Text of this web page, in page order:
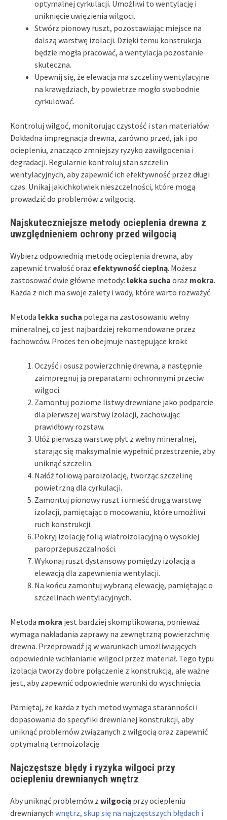
optymalnej cyrkulacji. Umożliwi to wentylację i
uniknięcie uwięzienia wilgoci.
Stwórz pionowy ruszt, pozostawiając miejsce na
dalszą warstwę izolacji. Dzięki temu konstrukcja
będzie mogła pracować, a wentylacja pozostanie
skuteczna.
Upewnij się, że elewacja ma szczeliny wentylacyjne
na krawędziach, by powietrze mogło swobodnie
cyrkulować.
Kontroluj wilgoć, monitorując czystość i stan materiałów.
Dokładna impregnacja drewna, zarówno przed, jak i po
ociepleniu, znacząco zmniejszy ryzyko zawilgocenia i
degradacji. Regularnie kontroluj stan szczelin
wentylacyjnych, aby zapewnić ich efektywność przez długi
czas. Unikaj jakichkolwiek nieszczelności, które mogą
prowadzić do problemów z wilgocią.
Najskuteczniejsze metody ocieplenia drewna z
uwzględnieniem ochrony przed wilgocią
Wybierz odpowiednią metodę ocieplenia drewna, aby
zapewnić trwałość oraz efektywność cieplną. Możesz
zastosować dwie główne metody: lekka sucha oraz mokra.
Każda z nich ma swoje zalety i wady, które warto rozważyć.
Metoda lekka sucha polega na zastosowaniu wełny
mineralnej, co jest najbardziej rekomendowane przez
fachowców. Proces ten obejmuje następujące kroki:
Oczyść i osusz powierzchnię drewna, a następnie
zaimpregnuj ją preparatami ochronnymi przeciw
wilgoci.
Zamontuj poziome listwy drewniane jako podparcie
dla pierwszej warstwy izolacji, zachowując
prawidłowy rozstaw.
Ułóż pierwszą warstwę płyt z wełny mineralnej,
starając się maksymalnie wypełnić przestrzenie, aby
uniknąć szczelin.
Nałóż foliową paroizolację, tworząc szczelinę
powietrzną dla cyrkulacji.
Zamontuj pionowy ruszt i umieść drugą warstwę
izolacji, pamiętając o mocowaniu, które umożliwi
ruch konstrukcji.
Pokryj izolację folią wiatroizolacyjną o wysokiej
paroprzepuszczalności.
Wykonaj ruszt dystansowy pomiędzy izolacją a
elewacją dla zapewnienia wentylacji.
Na końcu zamontuj wybraną elewację, pamiętając o
szczelinach wentylacyjnych.
Metoda mokra jest bardziej skomplikowana, ponieważ
wymaga nakładania zaprawy na zewnętrzną powierzchnię
drewna. Przeprowadź ją w warunkach umożliwiających
odpowiednie wchłanianie wilgoci przez materiał. Tego typu
izolacja tworzy dobre połączenie z konstrukcją, ale ważne
jest, aby zapewnić odpowiednie warunki do wyschnięcia.
Pamiętaj, że każda z tych metod wymaga staranności i
dopasowania do specyfiki drewnianej konstrukcji, aby
uniknąć problemów związanych z wilgocią oraz zapewnić
optymalną termoizolację.
Najczęstsze błędy i ryzyka wilgoci przy
ociepleniu drewnianych wnętrz
Aby uniknąć problemów z wilgocią przy ociepleniu
drewnianych wnętrz, skup się na najczęstszych błędach i